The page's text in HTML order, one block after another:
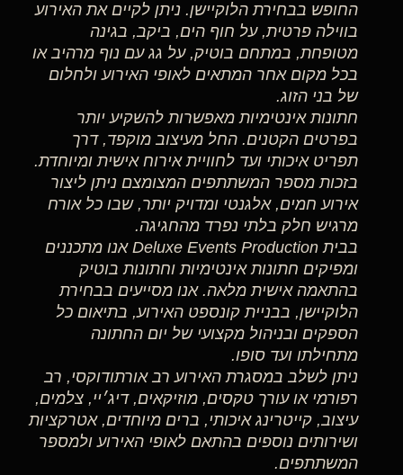
החופש בבחירת הלוקיישן. ניתן לקיים את האירוע
בווילה פרטית, על חוף הים, ביקב, בגינה
מטופחת, במתחם בוטיק, על גג עם נוף מרהיב או
בכל מקום אחר המתאים לאופי האירוע ולחלום
של בני הזוג.
חתונות אינטימיות מאפשרות להשקיע יותר
בפרטים הקטנים. החל מעיצוב מוקפד, דרך
תפריט איכותי ועד לחוויית אירוח אישית ומיוחדת.
בזכות מספר המשתתפים המצומצם ניתן ליצור
אירוע חמים, אלגנטי ומדויק יותר, שבו כל אורח
מרגיש חלק בלתי נפרד מהחגיגה.
בבית Deluxe Events Production אנו מתכננים
ומפיקים חתונות אינטימיות וחתונות בוטיק
בהתאמה אישית מלאה. אנו מסייעים בבחירת
הלוקיישן, בבניית קונספט האירוע, בתיאום כל
הספקים ובניהול מקצועי של יום החתונה
מתחילתו ועד סופו.
ניתן לשלב במסגרת האירוע רב אורתודוקסי, רב
רפורמי או עורך טקסים, מוזיקאים, דיג׳יי, צלמים,
עיצוב, קייטרינג איכותי, ברים מיוחדים, אטרקציות
ושירותים נוספים בהתאם לאופי האירוע ולמספר
המשתתפים.